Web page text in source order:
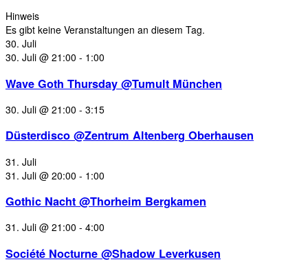
Hinweis
Es gibt keine Veranstaltungen an diesem Tag.
30. Juli
30. Juli @ 21:00 - 1:00
Wave Goth Thursday @Tumult München
30. Juli @ 21:00 - 3:15
Düsterdisco @Zentrum Altenberg Oberhausen
31. Juli
31. Juli @ 20:00 - 1:00
Gothic Nacht @Thorheim Bergkamen
31. Juli @ 21:00 - 4:00
Société Nocturne @Shadow Leverkusen